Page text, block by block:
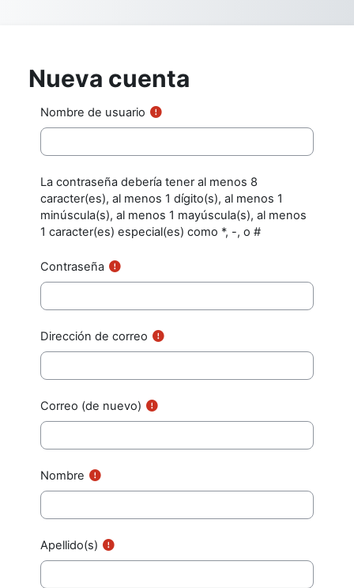
Nueva cuenta
Nombre de usuario
La contraseña debería tener al menos 8
caracter(es), al menos 1 dígito(s), al menos 1
minúscula(s), al menos 1 mayúscula(s), al menos
1 caracter(es) especial(es) como *, -, o #
Contraseña
Dirección de correo
Correo (de nuevo)
Nombre
Apellido(s)